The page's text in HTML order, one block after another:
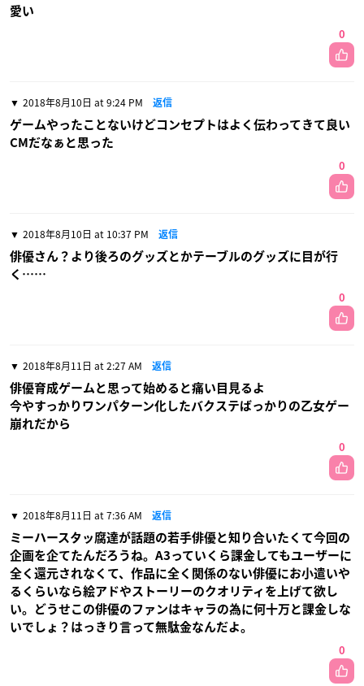
愛い
0
2018年8月10日 at 9:24 PM 返信
ゲームやったことないけどコンセプトはよく伝わってきて良い
CMだなぁと思った
0
2018年8月10日 at 10:37 PM 返信
俳優さん？より後ろのグッズとかテーブルのグッズに目が行
く……
0
2018年8月11日 at 2:27 AM 返信
俳優育成ゲームと思って始めると痛い目見るよ
今やすっかりワンパターン化したバクステばっかりの乙女ゲー
崩れだから
0
2018年8月11日 at 7:36 AM 返信
ミーハースタッ腐達が話題の若手俳優と知り合いたくて今回の
企画を企てたんだろうね。A3っていくら課金してもユーザーに
全く還元されなくて、作品に全く関係のない俳優にお小遣いや
るくらいなら絵アドやストーリーのクオリティを上げて欲し
い。どうせこの俳優のファンはキャラの為に何十万と課金しな
いでしょ？はっきり言って無駄金なんだよ。
0